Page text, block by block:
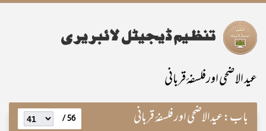
عيد الاضحى اورفلسفۂ قربانی
باب:عیدالاضحی اور فلسفۂ قربانی 56 /